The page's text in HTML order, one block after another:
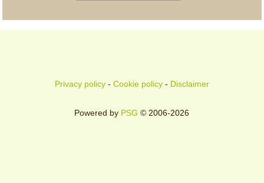
Privacy policy- Cookie policy- Disclaimer
Powered by PSG © 2006-2026